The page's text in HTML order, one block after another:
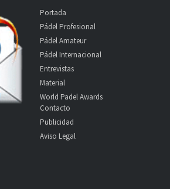
Portada
Pádel Profesional
Pádel Amateur
Pádel Internacional
Entrevistas
Material
World Padel Awards
Contacto
Publicidad
Aviso Legal